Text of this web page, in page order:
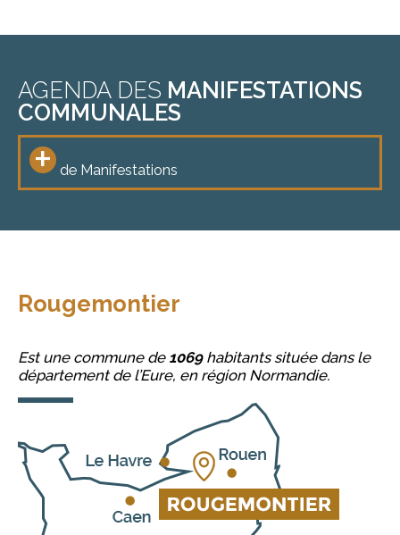
AGENDA DES MANIFESTATIONS
COMMUNALES
+ de Manifestations
Rougemontier
Est une commune de 1069habitants située dans le
département de l’Eure, en région Normandie.